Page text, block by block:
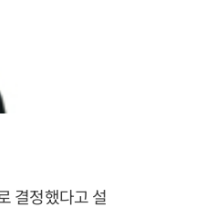
결정했다고 설